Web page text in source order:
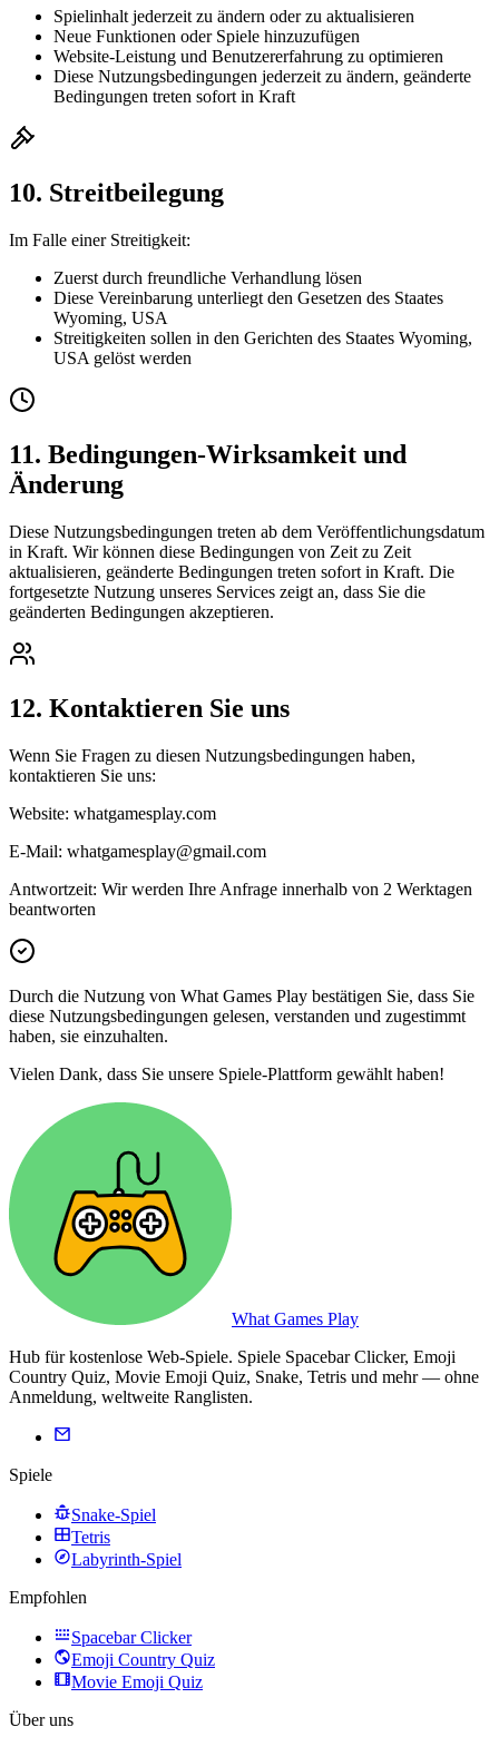
Spielinhalt jederzeit zu ändern oder zu aktualisieren
Neue Funktionen oder Spiele hinzuzufügen
Website-Leistung und Benutzererfahrung zu optimieren
Diese Nutzungsbedingungen jederzeit zu ändern, geänderte
Bedingungen treten sofort in Kraft
10. Streitbeilegung
Im Falle einer Streitigkeit:
Zuerst durch freundliche Verhandlung lösen
Diese Vereinbarung unterliegt den Gesetzen des Staates
Wyoming, USA
Streitigkeiten sollen in den Gerichten des Staates Wyoming,
USA gelöst werden
11. Bedingungen-Wirksamkeit und
Änderung
Diese Nutzungsbedingungen treten ab dem Veröffentlichungsdatum
in Kraft. Wir können diese Bedingungen von Zeit zu Zeit
aktualisieren, geänderte Bedingungen treten sofort in Kraft. Die
fortgesetzte Nutzung unseres Services zeigt an, dass Sie die
geänderten Bedingungen akzeptieren.
12. Kontaktieren Sie uns
Wenn Sie Fragen zu diesen Nutzungsbedingungen haben,
kontaktieren Sie uns:
Website: whatgamesplay.com
E-Mail: whatgamesplay@gmail.com
Antwortzeit: Wir werden Ihre Anfrage innerhalb von 2 Werktagen
beantworten
Durch die Nutzung von What Games Play bestätigen Sie, dass Sie
diese Nutzungsbedingungen gelesen, verstanden und zugestimmt
haben, sie einzuhalten.
Vielen Dank, dass Sie unsere Spiele-Plattform gewählt haben!
What Games Play
Hub für kostenlose Web-Spiele. Spiele Spacebar Clicker, Emoji
Country Quiz, Movie Emoji Quiz, Snake, Tetris und mehr — ohne
Anmeldung, weltweite Ranglisten.
Spiele
Snake-Spiel
Tetris
Labyrinth-Spiel
Empfohlen
Spacebar Clicker
Emoji Country Quiz
Movie Emoji Quiz
Über uns